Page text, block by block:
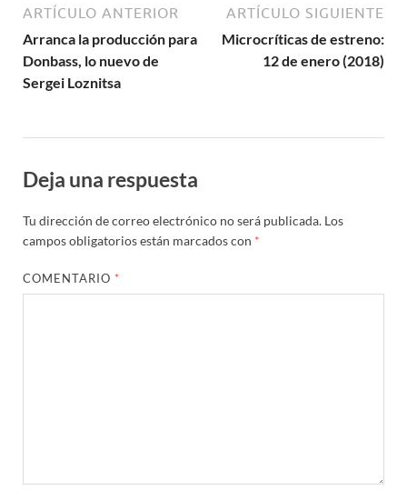
ARTÍCULO ANTERIOR
Arranca la producción para
Donbass, lo nuevo de
Sergei Loznitsa
ARTÍCULO SIGUIENTE
Microcríticas de estreno:
12 de enero (2018)
Deja una respuesta
Tu dirección de correo electrónico no será publicada. Los
campos obligatorios están marcados con *
COMENTARIO *